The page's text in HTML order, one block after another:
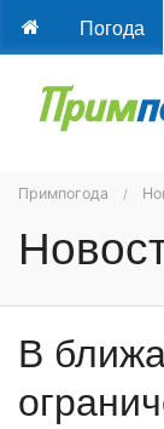
Погода
Примпогода
В